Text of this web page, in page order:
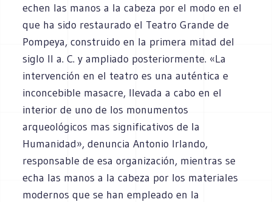
echen las manos a la cabeza por el modo en el
que ha sido restaurado el Teatro Grande de
Pompeya, construido en la primera mitad del
siglo II a. C. y ampliado posteriormente. «La
intervención en el teatro es una auténtica e
inconcebible masacre, Ilevada a cabo en el
interior de uno de los monumentos
arqueológicos mas significativos de la
Humanidad», denuncia Antonio Irlando,
responsable de esa organización, mientras se
echa las manos a la cabeza por los materiales
modernos que se han empleado en la